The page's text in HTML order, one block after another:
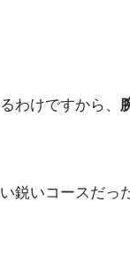
わけですから、
いコースだっ